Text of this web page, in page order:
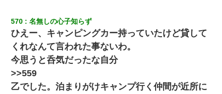
裁判官「お互いに最後に言いたいことはありますか」バカ夫
「…」A「夫を一発殴らせてほしい」裁判官「どうぞ」
ことは謝ります。ごめんなさい…』私「お子さんはフリン略奪婚
って知ってるの？」相手『 』結果→
570 名無しの心子知らず
ひえー、キャンピングカー持っていたけど貸して
くれなんて言われた事ないわ。
今思うと呑気だったな自分
>>559
乙でした。泊まりがけキャンプ行く仲間が近所に